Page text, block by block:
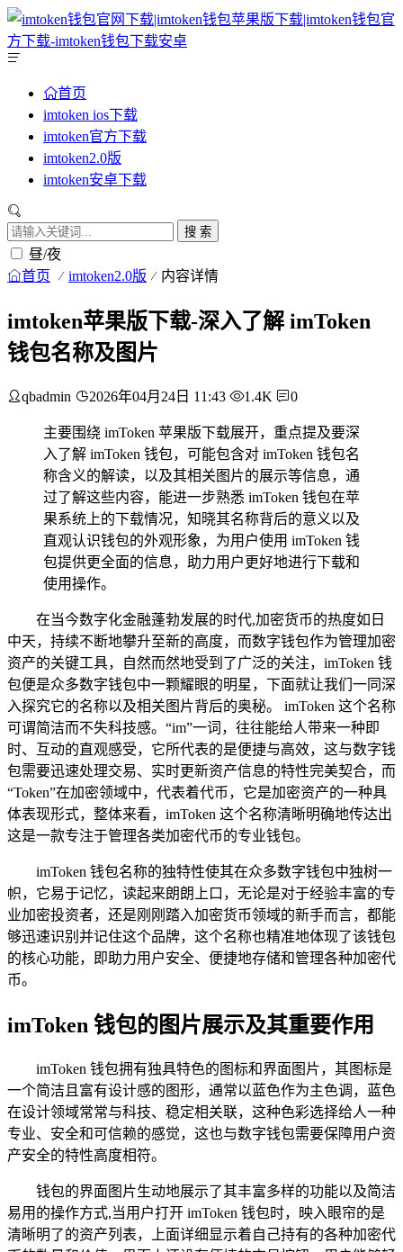
首页
imtoken ios下载
imtoken官方下载
imtoken2.0版
imtoken安卓下载
搜 索
昼/夜
首页 imtoken2.0版 内容详情
imtoken苹果版下载-深入了解 imToken
钱包名称及图片
qbadmin 2026年04月24日 11:43 1.4K 0
主要围绕 imToken 苹果版下载展开，重点提及要深
入了解 imToken 钱包，可能包含对 imToken 钱包名
称含义的解读，以及其相关图片的展示等信息，通
过了解这些内容，能进一步熟悉 imToken 钱包在苹
果系统上的下载情况，知晓其名称背后的意义以及
直观认识钱包的外观形象，为用户使用 imToken 钱
包提供更全面的信息，助力用户更好地进行下载和
使用操作。
在当今数字化金融蓬勃发展的时代,加密货币的热度如日
中天，持续不断地攀升至新的高度，而数字钱包作为管理加密
资产的关键工具，自然而然地受到了广泛的关注，imToken 钱
包便是众多数字钱包中一颗耀眼的明星，下面就让我们一同深
入探究它的名称以及相关图片背后的奥秘。 imToken 这个名称
可谓简洁而不失科技感。“im”一词，往往能给人带来一种即
时、互动的直观感受，它所代表的是便捷与高效，这与数字钱
包需要迅速处理交易、实时更新资产信息的特性完美契合，而
“Token”在加密领域中，代表着代币，它是加密资产的一种具
体表现形式，整体来看，imToken 这个名称清晰明确地传达出
这是一款专注于管理各类加密代币的专业钱包。
imToken 钱包名称的独特性使其在众多数字钱包中独树一
帜，它易于记忆，读起来朗朗上口，无论是对于经验丰富的专
业加密投资者，还是刚刚踏入加密货币领域的新手而言，都能
够迅速识别并记住这个品牌，这个名称也精准地体现了该钱包
的核心功能，即助力用户安全、便捷地存储和管理各种加密代
币。
imToken 钱包的图片展示及其重要作用
imToken 钱包拥有独具特色的图标和界面图片，其图标是
一个简洁且富有设计感的图形，通常以蓝色作为主色调，蓝色
在设计领域常常与科技、稳定相关联，这种色彩选择给人一种
专业、安全和可信赖的感觉，这也与数字钱包需要保障用户资
产安全的特性高度相符。
钱包的界面图片生动地展示了其丰富多样的功能以及简洁
易用的操作方式,当用户打开 imToken 钱包时，映入眼帘的是
清晰明了的资产列表，上面详细显示着自己持有的各种加密代